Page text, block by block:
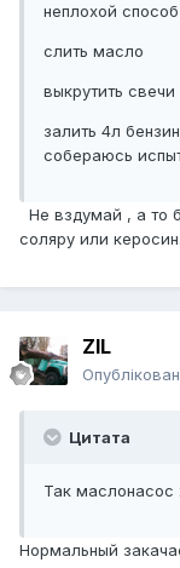
неплохой способ
слить масло
выкрутить свечи
залить 4л
собераюсь
Не вздумай , а то
соляру или керосин.
ZIL
Цитата
Так маслонасос
Нормальный